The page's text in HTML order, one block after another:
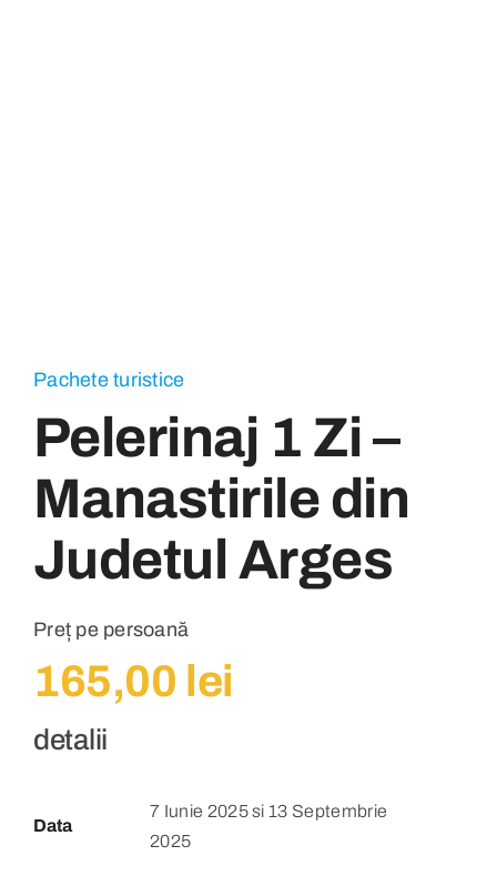
Pachete turistice
Pelerinaj 1 Zi –
Manastirile din
Judetul Arges
Preț pe persoană
165,00 lei
detalii
Data
7 Iunie 2025 si 13 Septembrie
2025